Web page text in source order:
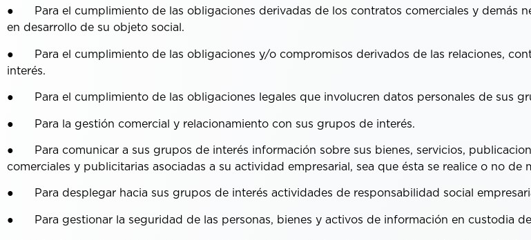
● Para el cumplimiento de las obligaciones derivadas de los contratos comerciales y demás
en desarrollo de su objeto social.
● Para el cumplimiento de las obligaciones y/o compromisos derivados de las relaciones,
interés.
● Para el cumplimiento de las obligaciones legales que involucren datos personales de sus
● Para la gestión comercial y relacionamiento con sus grupos de interés.
● Para comunicar a sus grupos de interés información sobre sus bienes, servicios,
comerciales y publicitarias asociadas a su actividad empresarial, sea que ésta se realice o no de
● Para desplegar hacia sus grupos de interés actividades de responsabilidad social
● Para gestionar la seguridad de las personas, bienes y activos de información en custodia